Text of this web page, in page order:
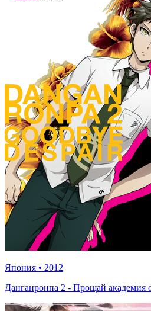
Япония • 2012
Данганронпа 2 - Прощай академия